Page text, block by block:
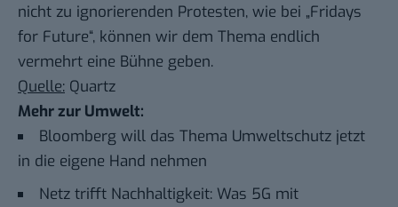
nicht zu ignorierenden Protesten, wie bei „Fridays
for Future“, können wir dem Thema endlich
vermehrt eine Bühne geben.
Quelle: Quartz
Mehr zur Umwelt:
Bloomberg will das Thema Umweltschutz jetzt
in die eigene Hand nehmen
Netz trifft Nachhaltigkeit: Was 5G mit